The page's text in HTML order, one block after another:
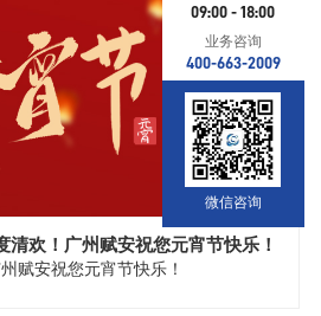
清欢！广州赋安祝您元宵节快乐！
赋安祝您元宵节快乐！
09:00 - 18:00
业务咨询
400-663-2009
微信咨询